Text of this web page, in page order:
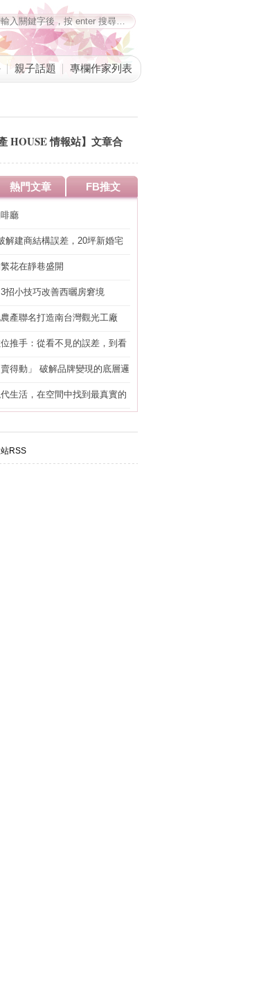
親子話題 專欄作家列表
HOUSE 情報站】文章合
熱門文章 FB推文
廳
解建商結構誤差，20坪新婚宅
花在靜巷盛開
招小技巧改善西曬房窘境
產聯名打造南台灣觀光工廠
推手：從看不見的誤差，到看
得動」 破解品牌變現的底層邏
生活，在空間中找到最真實的
RSS